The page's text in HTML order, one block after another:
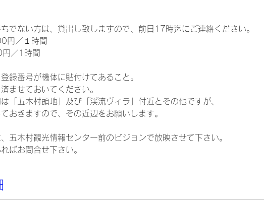
でない方は、貸出し致しますので、前日17時迄にご連絡ください。
円／１時間
／1時間
録番号が機体に貼付けてあること。
ませておいてください。
「五木村頭地」及び「渓流ヴィラ」付近とその他ですが、
おきますので、その近辺をお願いします。
五木村観光情報センター前のビジョンで放映させて下さい。
ばお問合せ下さい。